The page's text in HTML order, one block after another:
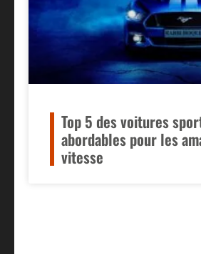
Top 5 des voitures
abordables pour les
vitesse